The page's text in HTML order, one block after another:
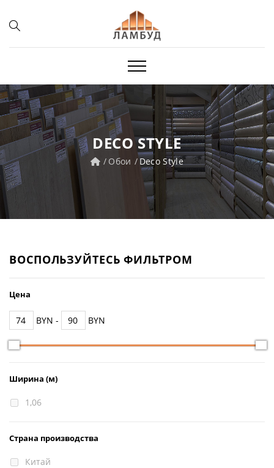
DECO STYLE
Обои Deco Style
ВОСПОЛЬЗУЙТЕСЬ ФИЛЬТРОМ
Цена
BYN - BYN
Ширина (м)
1,06
Страна производства
Китай